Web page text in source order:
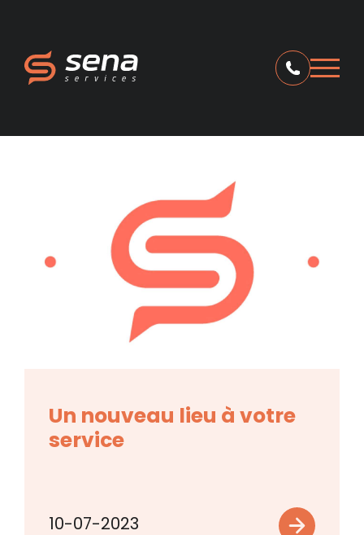
Un nouveau lieu à votre
service
10-07-2023